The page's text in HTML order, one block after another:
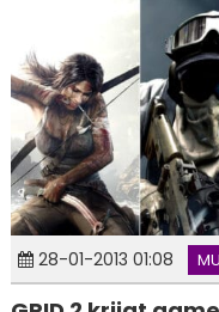
28-01-2013 01:08